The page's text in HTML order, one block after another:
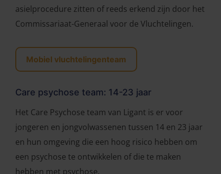
asielprocedure zitten of reeds erkend zijn door het
Commissariaat-Generaal voor de Vluchtelingen.
Mobiel vluchtelingenteam
Care psychose team: 14-23 jaar
Het Care Psychose team van Ligant is er voor
jongeren en jongvolwassenen tussen 14 en 23 jaar
en hun omgeving die een hoog risico hebben om
een psychose te ontwikkelen of die te maken
hebben met psychose.